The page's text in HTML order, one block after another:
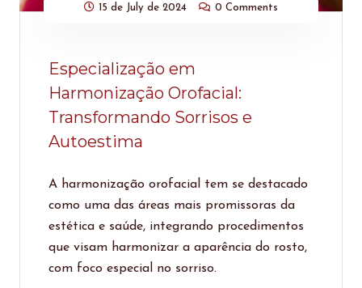
15 de July de 2024 0 Comments
Especialização em
Harmonização Orofacial:
Transformando Sorrisos e
Autoestima
A harmonização orofacial tem se destacado
como uma das áreas mais promissoras da
estética e saúde, integrando procedimentos
que visam harmonizar a aparência do rosto,
com foco especial no sorriso.